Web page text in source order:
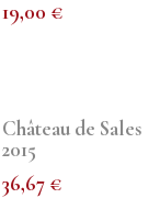
19,00 €
Château de Sales
2015
36,67 €